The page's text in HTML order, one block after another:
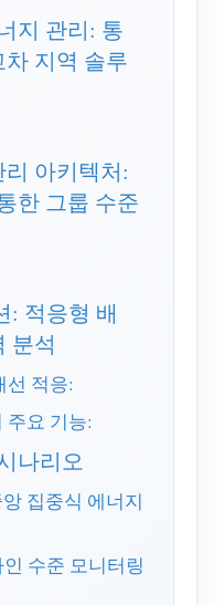
션 시스템
모니터
지 관리: 통
지역 솔루
아키텍처:
한 그룹 수준
: 적응형 배
분석
선 적응:
주요 기능:
나리오
집중식 에너지
수준 모니터링